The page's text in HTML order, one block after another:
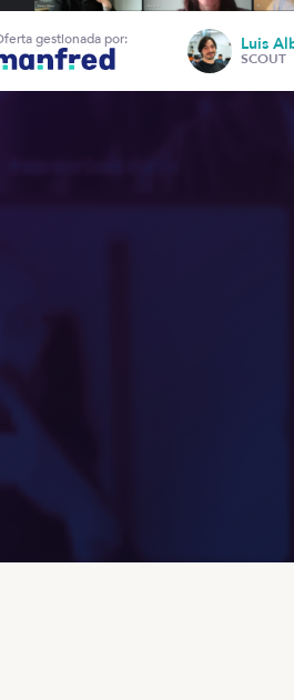
gestionada por: Luis
SCOUT